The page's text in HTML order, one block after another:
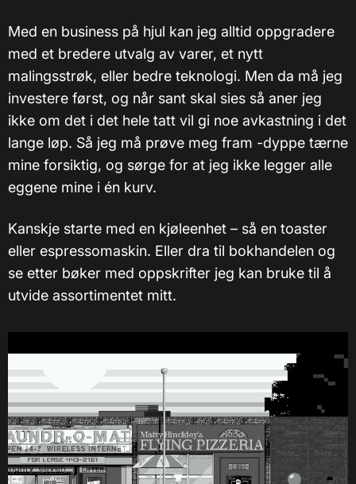
Med en business på hjul kan jeg alltid oppgradere
med et bredere utvalg av varer, et nytt
malingsstrøk, eller bedre teknologi. Men da må jeg
investere først, og når sant skal sies så aner jeg
ikke om det i det hele tatt vil gi noe avkastning i det
lange løp. Så jeg må prøve meg fram -dyppe tærne
mine forsiktig, og sørge for at jeg ikke legger alle
eggene mine i én kurv.
Kanskje starte med en kjøleenhet – så en toaster
eller espressomaskin. Eller dra til bokhandelen og
se etter bøker med oppskrifter jeg kan bruke til å
utvide assortimentet mitt.